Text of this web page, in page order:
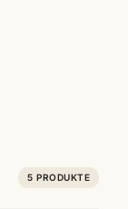
5 PRODUKTE